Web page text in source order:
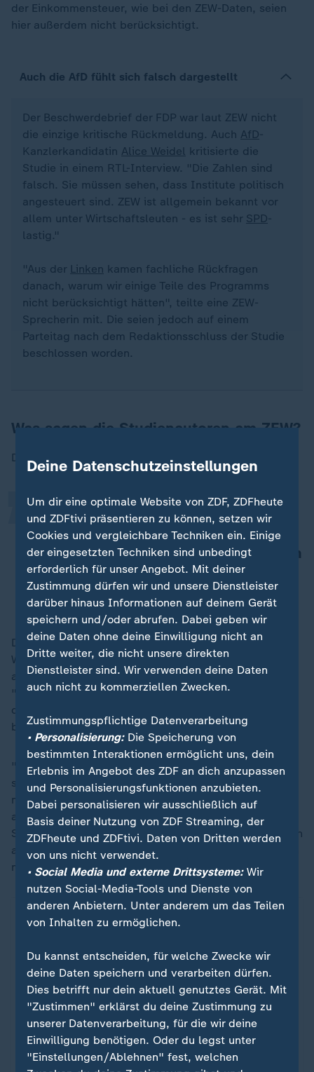
der Einkommensteuer, wie bei den ZEW-Daten, seien
hier außerdem nicht berücksichtigt.
Auch die AfD fühlt sich falsch dargestellt
Der Beschwerdebrief der FDP war laut ZEW nicht
die einzige kritische Rückmeldung. Auch AfD
Kanzlerkandidatin Alice Weidel kritisierte die
Studie in einem RTL-Interview. "Die Zahlen sind
falsch. Sie müssen sehen, dass Institute politisch
angesteuert sind. ZEW ist allgemein bekannt vor
allem unter Wirtschaftsleuten - es ist sehr SPD
lastig."
"Aus der Linken kamen fachliche Rückfragen
danach, warum wir einige Teile des Programms
nicht berücksichtigt hätten", teilte eine ZEW-
Sprecherin mit. Die seien jedoch auf einem
Parteitag nach dem Redaktionsschluss der Studie
beschlossen worden.
Was sagen die Studienautoren am ZEW?
Das ZEW hält trotz Kritik an seinen Berechnungen fest:
Wir halten die Annahmen zur
Modellierung nach wie vor für
plausibel. Alternative Modellierungen
ändern nur wenig am Ergebnis.
„
ZEW Mannheim
Das liege daran, dass in der gewählten Modellierung
Wohnkosten zwar nicht als separates Wohngeld, aber
als gebündelte Leistung abgedeckt würden.
"Wohnkosten der Haushalte werden über die Kosten
der Unterkunft in einem erweiterten SGB-II-System
berücksichtigt", so das ZEW.
"Kritik an der Studie ist natürlich legitim. Wir weisen
selbst darauf hin, dass wir mit Annahmen arbeiten
müssen", so das ZEW. ImFDP-Programmsei nicht
ausgeführt, wie die Zusammenlegung der
Sozialleistungen umgesetzt werden solle. Auch bei den
anderen Parteien hätte man an verschiedenen Punkten
mit derartigen Annahmen gearbeitet.
Deine Datenschutzeinstellungen
Um dir eine optimale Website von ZDF, ZDFheute
und ZDFtivi präsentieren zu können, setzen wir
Cookies und vergleichbare Techniken ein. Einige
der eingesetzten Techniken sind unbedingt
erforderlich für unser Angebot. Mit deiner
Zustimmung dürfen wir und unsere Dienstleister
darüber hinaus Informationen auf deinem Gerät
speichern und/oder abrufen. Dabei geben wir
deine Daten ohne deine Einwilligung nicht an
Dritte weiter, die nicht unsere direkten
Dienstleister sind. Wir verwenden deine Daten
auch nicht zu kommerziellen Zwecken.
Zustimmungspflichtige Datenverarbeitung
• Personalisierung:Die Speicherung von
bestimmten Interaktionen ermöglicht uns, dein
Erlebnis im Angebot des ZDF an dich anzupassen
und Personalisierungsfunktionen anzubieten.
Dabei personalisieren wir ausschließlich auf
Basis deiner Nutzung von ZDF Streaming, der
ZDFheute und ZDFtivi. Daten von Dritten werden
von uns nicht verwendet.
• Social Media und externe Drittsysteme:Wir
nutzen Social-Media-Tools und Dienste von
anderen Anbietern. Unter anderem um das Teilen
von Inhalten zu ermöglichen.
Du kannst entscheiden, für welche Zwecke wir
deine Daten speichern und verarbeiten dürfen.
Dies betrifft nur dein aktuell genutztes Gerät. Mit
"Zustimmen" erklärst du deine Zustimmung zu
unserer Datenverarbeitung, für die wir deine
Einwilligung benötigen. Oder du legst unter
"Einstellungen/Ablehnen" fest, welchen